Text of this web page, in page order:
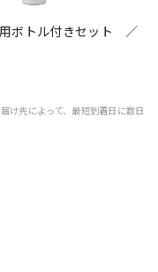
用ボトル付きセット ／
先によって、最短到着日に数日